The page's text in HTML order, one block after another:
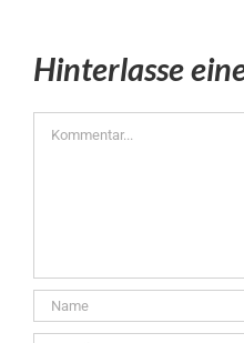
Hinterlasse